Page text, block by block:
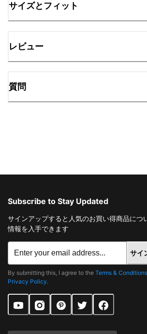
サイズとフィット
レビュー
質問
Subscribe to Stay Updated
サインアップすると人気のお買い得商品につ
情報を入手できます
サイ
By submitting this, I agree to the Terms & Conditions
Privacy Policy.